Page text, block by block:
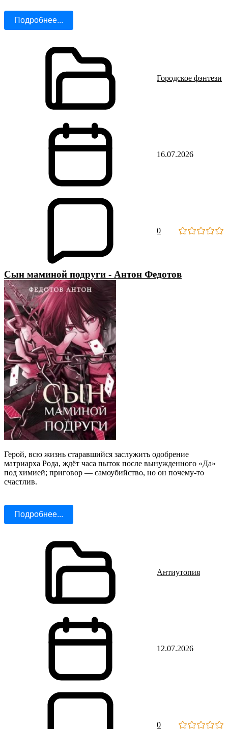
Подробнее...
Городское фэнтези
16.07.2026
0
Сын маминой подруги - Антон Федотов
Герой, всю жизнь старавшийся заслужить одобрение
матриарха Рода, ждёт часа пыток после вынужденного «Да»
под химией; приговор — самоубийство, но он почему‑то
счастлив.
Подробнее...
Антиутопия
12.07.2026
0